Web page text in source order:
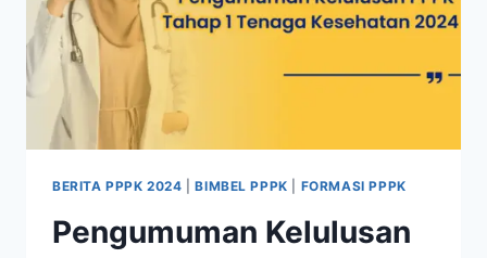
BERITA PPPK 2024 |BIMBEL PPPK FORMASI PPPK
Pengumuman Kelulusan